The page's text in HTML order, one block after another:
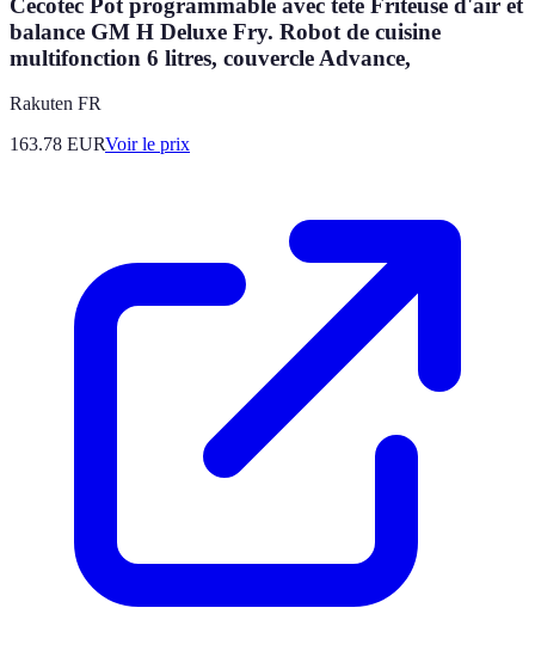
balance GM H Deluxe Fry. Robot de cuisine
multifonction 6 litres, couvercle Advance,
Rakuten FR
163.78 EURVoir le prix